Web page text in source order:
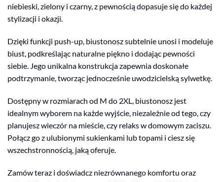
niebieski, zielony i czarny, z pewnością dopasuje się do każdej
stylizacji i okazji.
Dzięki funkcji push-up, biustonosz subtelnie unosi i modeluje
biust, podkreślając naturalne piękno i dodając pewności
siebie. Jego unikalna konstrukcja zapewnia doskonałe
podtrzymanie, tworząc jednocześnie uwodzicielską sylwetkę.
Dostępny w rozmiarach od M do 2XL, biustonosz jest
idealnym wyborem na każde wyjście, niezależnie od tego, czy
planujesz wieczór na mieście, czy relaks w domowym zaciszu.
Połącz go z ulubionymi sukienkami lub topami i ciesz się
wszechstronnością, jaką oferuje.
Zamów teraz i doświadcz niezrównanego komfortu oraz